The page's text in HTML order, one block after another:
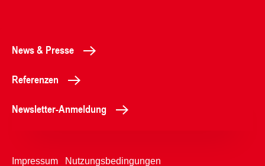
News & Presse
Referenzen
Newsletter-Anmeldung
Impressum Nutzungsbedingungen